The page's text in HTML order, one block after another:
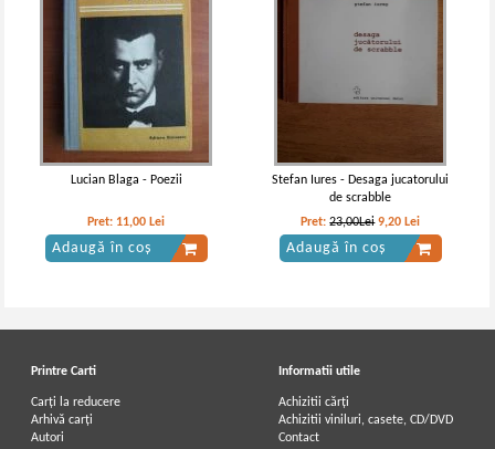
Vasile Alecsandri - Poezii
IN STOC
Pret:
10,00Lei 7,00
Adaugă în coș
IN STOC
Vasile Alecsandri - Poezii (2 volume,
-60%
Vasile Alecsandri - Poezii (volumul
Lucian Blaga - Poezii
Pret: 11,00 Lei
Adaugă în coș
Stefan Iures - Desaga jucatorului
de scrabble
Pret:23,00Lei 9,20 Lei
Adaugă în coș
Printre Carti
Carți la reducere
Arhivă carți
Autori
Informatii utile
Achizitii cărți
Achizitii viniluri, casete, CD/DVD
Contact